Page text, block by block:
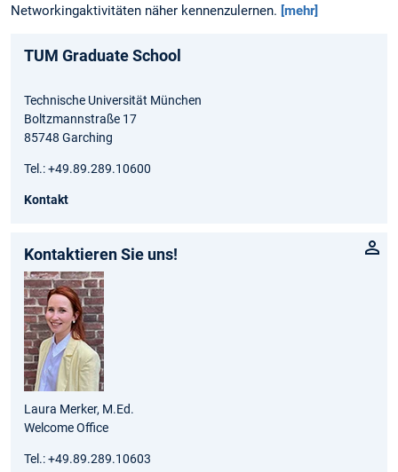
Networkingaktivitäten näher kennenzulernen. [mehr]
TUM Graduate School
Technische Universität München
Boltzmannstraße 17
85748 Garching
Tel.: +49.89.289.10600
Kontakt
Kontaktieren Sie uns!
Laura Merker, M.Ed.
Welcome Office
Tel.: +49.89.289.10603